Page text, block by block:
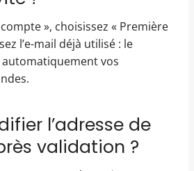
», choisissez « Première
l’e-mail déjà utilisé : le
vos
l’adresse de
validation ?